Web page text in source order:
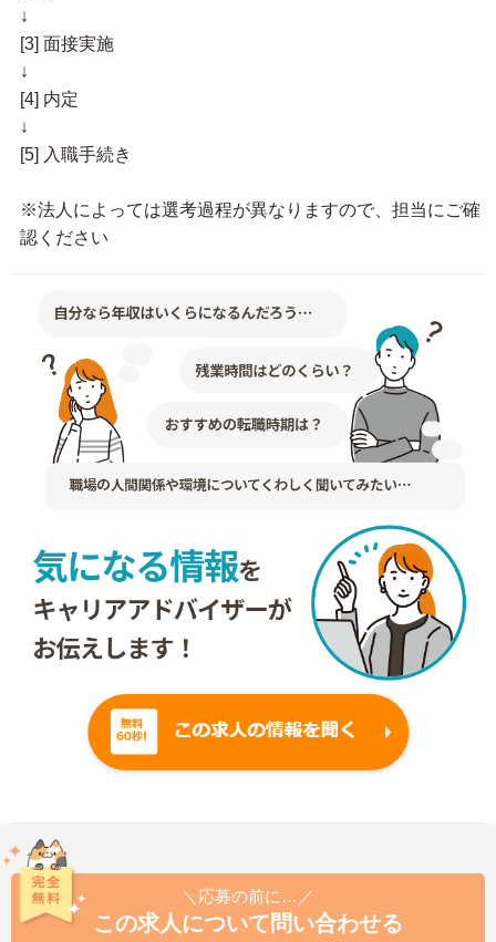
↓
[3] 面接実施
↓
[4] 内定
↓
[5] 入職手続き
※法人によっては選考過程が異なりますので、担当にご確
認ください
＼応募の前に…／
この求人について問い合わせる